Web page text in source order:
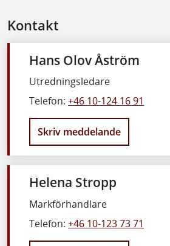
Kontakt
Hans Olov Åström
Utredningsledare
Telefon: +46 10-124 16 91
Skriv meddelande
Helena Stropp
Markförhandlare
Telefon: +46 10-123 73 71